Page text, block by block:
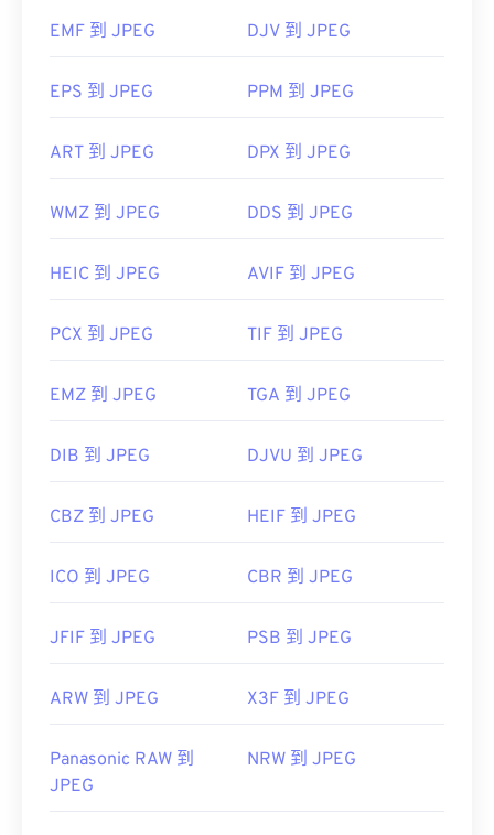
Chrome）、Microsoft 應用程式（例如 Microsoft
Preview）中自動開啟。
開發者： Chrome
聯合影像專家小組
實用連結：
EMF 到 JPEG DJV 到 JPEG
EPS 到 JPEG PPM 到 JPEG
ART 到 JPEG DPX 到 JPEG
WMZ 到 JPEG DDS 到 JPEG
HEIC 到 JPEG AVIF 到 JPEG
PCX 到 JPEG TIF 到 JPEG
EMZ 到 JPEG TGA 到 JPEG
DIB 到 JPEG DJVU 到 JPEG
CBZ 到 JPEG HEIF 到 JPEG
ICO 到 JPEG CBR 到 JPEG
JFIF 到 JPEG PSB 到 JPEG
ARW 到 JPEG X3F 到 JPEG
Panasonic RAW 到
JPEG
NRW 到 JPEG